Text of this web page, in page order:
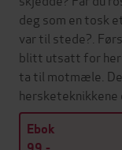
deg som en tosk
var til stede?.
blitt utsatt for
ta til motmæle.
hersketeknikkene
Ebok